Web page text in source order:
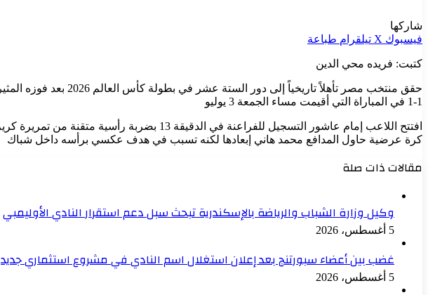
شاركها
فيسبوك ‫X تيلقرام طباعة
كتبت: فريده محي الدين
1-1 في المباراة التي أقيمت مساء الجمعة 3 يوليو
كرة عرضية حاول المدافع محمد هاني إبعادها لكنه تسبب في هدف عكسي برأسه داخل شباك
مقالات ذات صلة
وكيل وزارة الشباب والرياضة بالإسكندرية تبحث سبل دعم استقرار النادي الأوليمبي
5 أغسطس، 2026
غضب بين أعضاء سبورتنج بعد إعلان استغلال اسم النادي في مشروع استثماري جديد
5 أغسطس، 2026